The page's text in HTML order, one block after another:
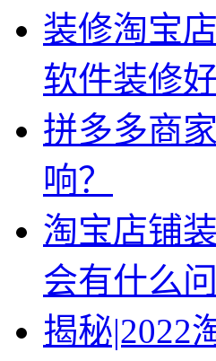
装修淘宝
软件装修好
拼多多商
响？
淘宝店铺
会有什么问
揭秘|2022